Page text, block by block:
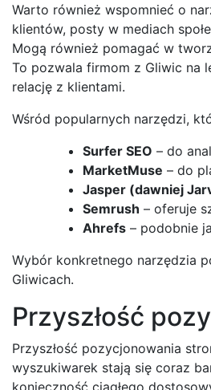
Warto również wspomnieć o
klientów, posty w mediach
Mogą również pomagać w
To pozwala firmom z Gliwic na
relację z klientami.
Wśród popularnych narzędzi,
Surfer SEO – do
MarketMuse – do
Jasper (dawniej
Semrush – oferuje
Ahrefs – podobnie
Wybór konkretnego narzędzia
Gliwicach.
Przyszłość
Przyszłość pozycjonowania
wyszukiwarek stają się coraz
konieczność ciągłego